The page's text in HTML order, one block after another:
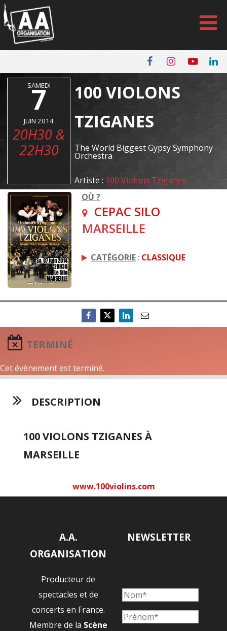
Panneau de gestion des cookies
SAMEDI
7
JUIN 2014
20H30 &
22H30
100 VIOLONS
TZIGANES
The World Biggest Gypsy Symphony
Orchestra
Artiste : 100 Violons Tziganes
OÙ ?
CEPAC SILO
MARSEILLE
CATÉGORIE: CLASSIQUE
TERMINÉ
Cet évènement est terminé.
DESCRIPTION
100 VIOLONS TZIGANES À
MARSEILLE
www.100violins.com
A.A.
ORGANISATION
Producteur de
spectacles et de
concerts en France.
Membre de la Scène
NEWSLETTER